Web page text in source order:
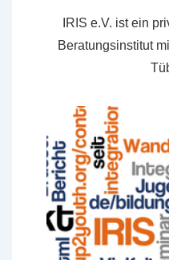
IRIS e.V. ist ein
Beratungsinstitut